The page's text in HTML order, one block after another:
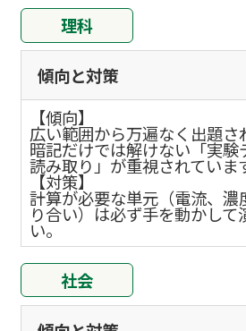
理科
傾向と対策
【傾向】
広い範囲から万遍なく出題さ
暗記だけでは解けない「実験
読み取り」が重視されていま
【対策】
計算が必要な単元（電流、濃
り合い）は必ず手を動かして
い。
社会